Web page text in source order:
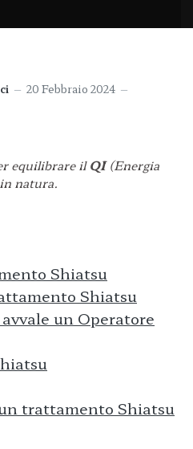
20 Febbraio 2024
equilibrare ilQI(Energia
natura.
Shiatsu
Shiatsu
un Operatore
trattamento Shiatsu